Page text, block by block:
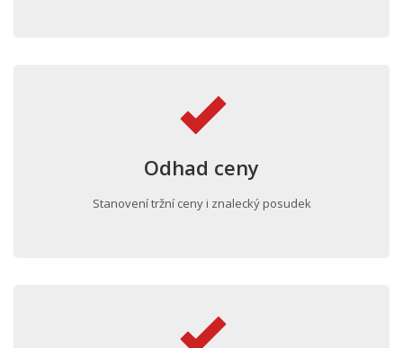
Odhad ceny
Stanovení tržní ceny i znalecký posudek